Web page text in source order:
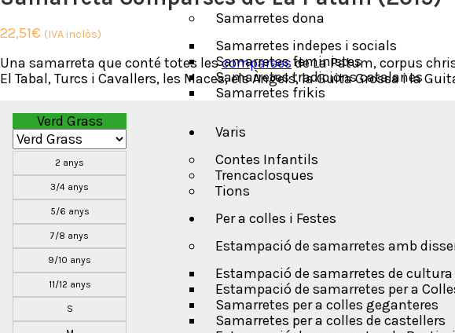
Samarretes dona
Samarretes indepes i socials
Samarretes feministes
Samarretes tradicions catalanes
Samarretes frikis
Varis
Contes Infantils
Trencaclosques
Tions
Per a colles i Festes
Estampació de samarretes amb
Estampació de samarretes de
Estampació de samarretes per a
Samarretes per a colles geganteres
Samarretes per a colles de castellers
22,51€ (IVA inclòs)
Una samarreta que conté totes lescomparsesde La Patum, corpus
El Tabal, Turcs i Cavallers, les Maces, els Àngels, la Guita Grossa i la
Verd Grass
2 anys
3/4 anys
5/6 anys
7/8 anys
9/10 anys
11/12 anys
S